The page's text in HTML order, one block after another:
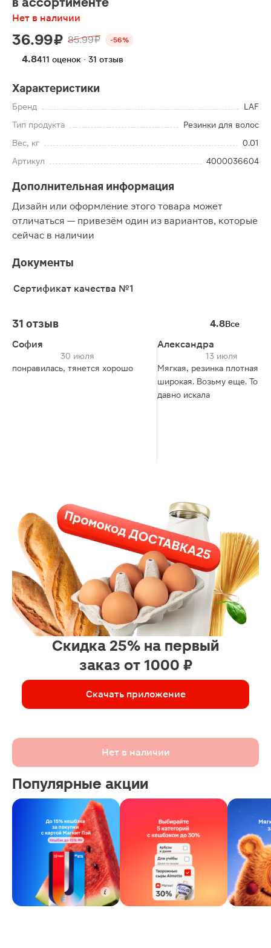
Нет в наличии
36.99 ₽ 85.99 ₽ -56%
4.8411 оценок · 31 отзыв
Характеристики
Бренд
LAF
Тип продукта
Резинки для волос
Вес, кг
0.01
Артикул
4000036604
Дополнительная информация
Дизайн или оформление этого товара может
отличаться — привезём один из вариантов, которые
сейчас в наличии
Документы
Сертификат качества №1
31 отзыв 4.8Все
София
30 июля
понравилась, тянется хорошо
Александра
13 июля
Мягкая, резинка плотная и
широкая. Возьму еще. То
давно искала
Скидка 25% на первый
заказ от 1000 ₽
Скачать приложение
Нет в наличии
Популярные акции